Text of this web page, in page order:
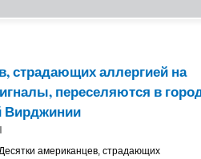
страдающих аллергией на
переселяются в
Вирджинии
американцев, страдающих